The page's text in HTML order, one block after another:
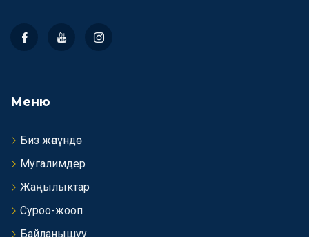
Меню
Биз жөнүндө
Мугалимдер
Жаңылыктар
Суроо-жооп
Байланышуу